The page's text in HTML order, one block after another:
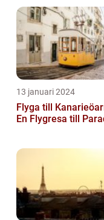
13 januari 2024
Flyga till
En Flygresa till